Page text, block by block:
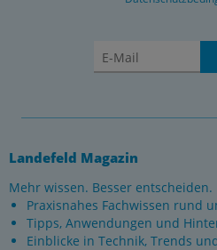
Landefeld Magazin
Mehr wissen. Besser entscheiden.
Praxisnahes Fachwissen rund
Tipps, Anwendungen und
Einblicke in Technik, Trends